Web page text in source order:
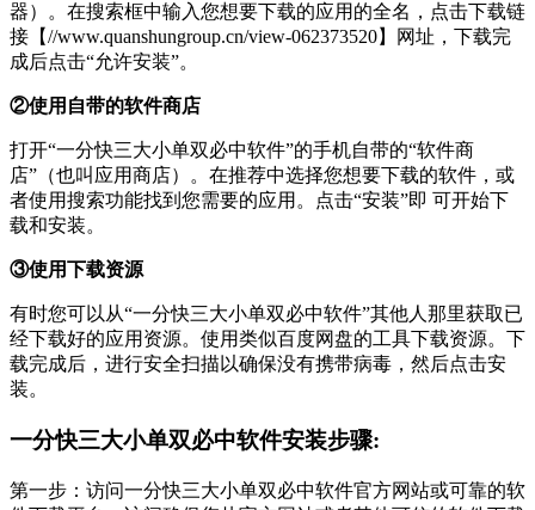
器）。在搜索框中输入您想要下载的应用的全名，点击下载链
接【//www.quanshungroup.cn/view-062373520】网址，下载完
成后点击“允许安装”。
②使用自带的软件商店
打开“一分快三大小单双必中软件”的手机自带的“软件商
店”（也叫应用商店）。在推荐中选择您想要下载的软件，或
者使用搜索功能找到您需要的应用。点击“安装”即 可开始下
载和安装。
③使用下载资源
有时您可以从“一分快三大小单双必中软件”其他人那里获取已
经下载好的应用资源。使用类似百度网盘的工具下载资源。下
载完成后，进行安全扫描以确保没有携带病毒，然后点击安
装。
一分快三大小单双必中软件安装步骤:
第一步：访问一分快三大小单双必中软件官方网站或可靠的软